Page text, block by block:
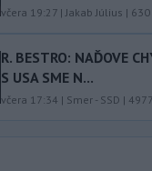
včera 19:27 | Jakab Július | 630
R. BESTRO: NAĎOVE
S USA SME N...
včera 17:34 | Smer - SSD | 4977